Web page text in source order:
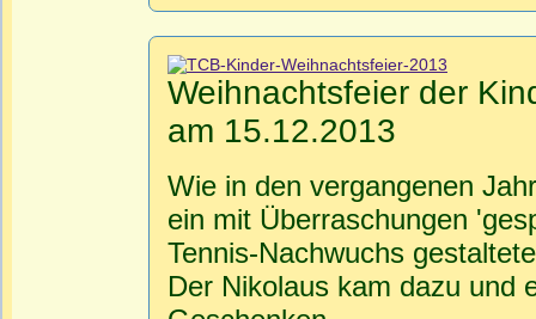
Weihnachtsfeier der
am 15.12.2013
Wie in den vergangenen
ein mit Überraschungen
Tennis-Nachwuchs
Der Nikolaus kam dazu und